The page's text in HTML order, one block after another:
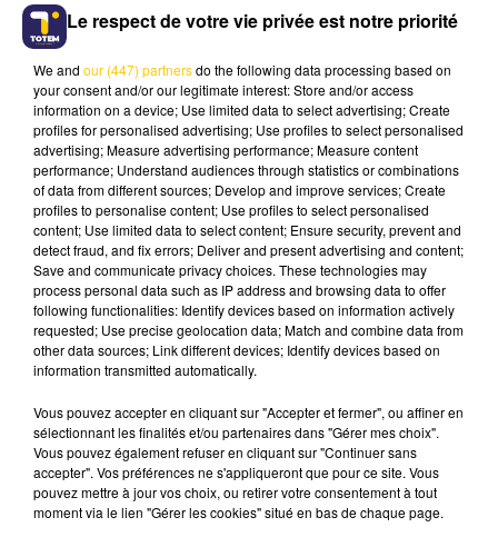
dans l'usinage de précision, qui travaille pour Figeac
Aero notamment. L'entreprise pourra moderniser son
chercher d'autres marchés.
L'entrepriseLavayssière, à Capdenac-Gare,
spécialiste de l'aménagement spécifique des
équipements industriels en acier, inox et aluminium.
L'entreprise peut agrandir son site de production et
acquérir de nouvelles machines.
L'entreprise Point Bâches et Stores, à Rodez, qui
confectionne des toiles sur mesure pour les
professionnels et les particuliers, parmi les leaders
français dans le secteur des tissus techniques.
L'entreprise veut construire un nouveau bâtiment.
Enfin, une femme sort du lot. Sophie Piton ne vient
pas vraiment parler d'industrie, mais de forêt. Elle
représente le bureau d'études IFE et le projet du
groupement forestier Silva, à Saint-Sernin-sur-Rance.
Le respect de votre vie privée est notre priorité
We and our (447) partnersdo the following data processing based on
your consent and/or our legitimate interest: Store and/or access
information on a device; Use limited data to select advertising; Create
profiles for personalised advertising; Use profiles to select personalised
advertising; Measure advertising performance; Measure content
performance; Understand audiences through statistics or combinations
of data from different sources; Develop and improve services; Create
profiles to personalise content; Use profiles to select personalised
content; Use limited data to select content; Ensure security, prevent and
detect fraud, and fix errors; Deliver and present advertising and content;
Save and communicate privacy choices. These technologies may
process personal data such as IP address and browsing data to offer
following functionalities: Identify devices based on information actively
requested; Use precise geolocation data; Match and combine data from
other data sources; Link different devices; Identify devices based on
information transmitted automatically.
Vous pouvez accepter en cliquant sur "Accepter et fermer", ou affiner en
sélectionnant les finalités et/ou partenaires dans "Gérer mes choix".
Vous pouvez également refuser en cliquant sur "Continuer sans
accepter". Vos préférences ne s'appliqueront que pour ce site. Vous
pouvez mettre à jour vos choix, ou retirer votre consentement à tout
moment via le lien "Gérer les cookies" situé en bas de chaque page.